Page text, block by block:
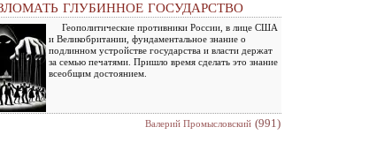
ГЛУБИННОЕ ГОСУДАРСТВО
Геополитические противники России, в лице США
и Великобритании, фундаментальное знание о
подлинном устройстве государства и власти держат
за семью печатями. Пришло время сделать это знание
всеобщим достоянием.
Валерий Промысловский (991)